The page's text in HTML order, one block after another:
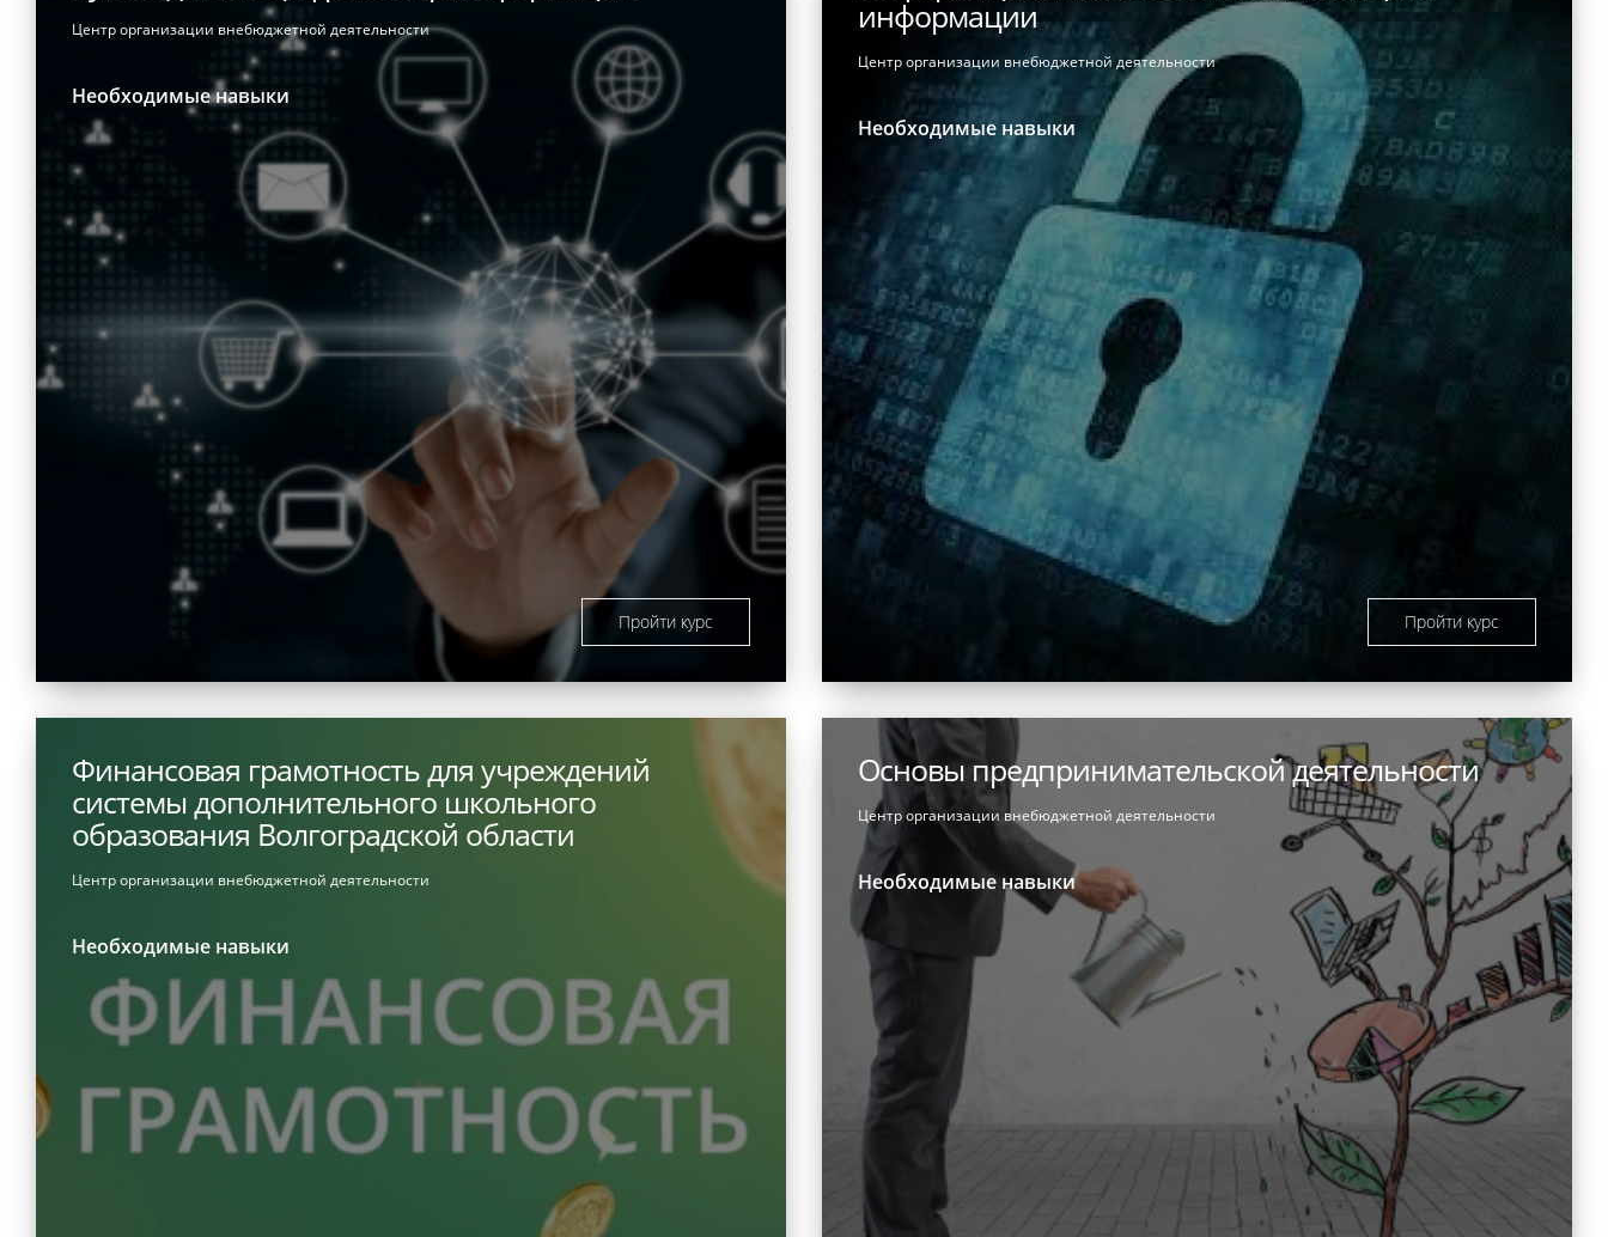
Центр организации внебюджетной деятельности
Необходимые навыки
Пройти курс
информации
Центр организации внебюджетной деятельности
Необходимые навыки
Пройти курс
Финансовая грамотность для учреждений
системы дополнительного школьного
образования Волгоградской области
Центр организации внебюджетной деятельности
Необходимые навыки
Основы предпринимательской деятельности
Центр организации внебюджетной деятельности
Необходимые навыки